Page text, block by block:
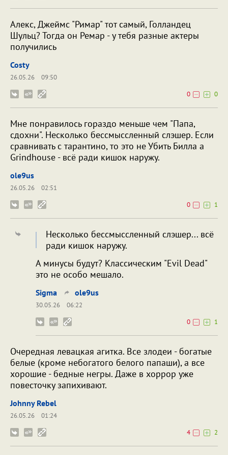
Алекс, Джеймс "Римар" тот самый, Голландец
Шульц? Тогда он Ремар - у тебя разные актеры
получились
Costy
26.05.26
09:50
0
0
Мне понравилось гораздо меньше чем "Папа,
сдохни". Несколько бессмыссленный слэшер. Если
сравнивать с тарантино, то это не Убить Билла а
Grindhouse - всё ради кишок наружу.
ole9us
26.05.26
02:51
0
1
Несколько бессмыссленный слэшер... всё
ради кишок наружу.
А минусы будут? Классическим "Evil Dead"
это не особо мешало.
Sigma ole9us
30.05.26
06:22
0
1
Очередная левацкая агитка. Все злодеи - богатые
белые (кроме небогатого белого папаши), а все
хорошие - бедные негры. Даже в хоррор уже
повесточку запихивают.
Johnny Rebel
26.05.26
01:24
4
2